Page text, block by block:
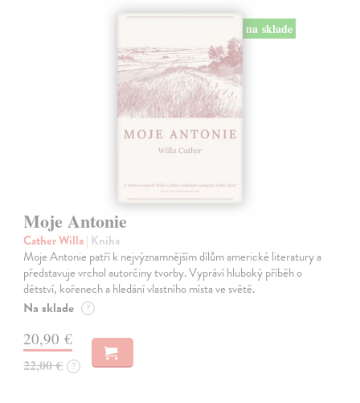
na sklade
Moje Antonie
Cather Willa| Kniha
Moje Antonie patří k nejvýznamnějším dílům americké literatury a
představuje vrchol autorčiny tvorby. Vypráví hluboký příběh o
dětství, kořenech a hledání vlastního místa ve světě.
Na sklade ?
20,90 €
22,00 € ?